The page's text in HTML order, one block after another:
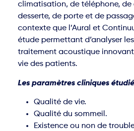
climatisation, de téléphone,
desserte, de porte et de
contexte que l’Aural et
étude permettant d’analyser
traitement acoustique
vie des patients.
Les paramètres cliniques
Qualité de vie.
Qualité du sommeil.
Existence ou non de